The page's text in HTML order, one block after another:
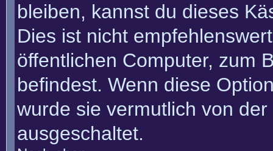
bleiben, kannst du dieses
Dies ist nicht
öffentlichen Computer, zum
befindest. Wenn diese
wurde sie vermutlich von
ausgeschaltet.